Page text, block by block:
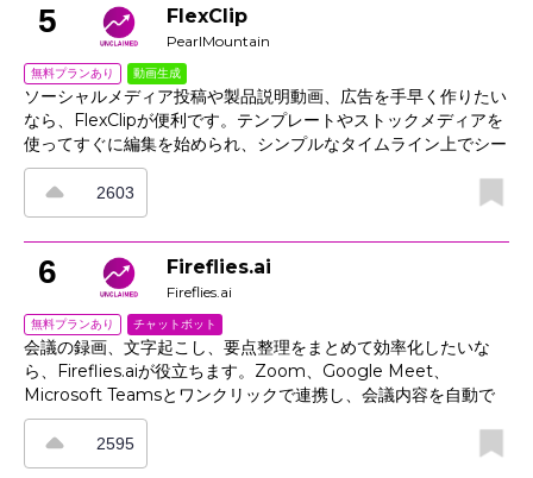
環境を分けられるため、変更時のリリースも予測しやすくなりま
す。読みやすい図はそのままドキュメントとして活用でき、レビ
ューや監査もスムーズです。
5 FlexClip
PearlMountain
無料プランあり 動画生成
ソーシャルメディア投稿や製品説明動画、広告を手早く作りたい
なら、FlexClipが便利です。テンプレートやストックメディアを
使ってすぐに編集を始められ、シンプルなタイムライン上でシー
ン、キャプション、音楽を追加できます。自動字幕、トリミン
グ、アスペクト比プリセットにも対応しており、各プラットフォ
ーム向けの書き出しもスムーズです。さらに、ブランドキットで
フォントやロゴの統一感を保ちながら、チームでプロフェッショ
ナルな動画を効率よく制作できます。画面録画と音声録画も備え
ているため、デモやチュートリアルの作成にも活用できます。
2603
6 Fireflies.ai
Fireflies.ai
無料プランあり チャットボット
会議の録画、文字起こし、要点整理をまとめて効率化したいな
ら、Fireflies.aiが役立ちます。Zoom、Google Meet、
Microsoft Teamsとワンクリックで連携し、会議内容を自動で
記録して、ハイライトやアクションアイテムを含む検索可能なメ
モを作成します。さらに、サマリーをCRMやドキュメントに同
期できるため、部門横断の情報共有やタスク管理もスムーズで
2595